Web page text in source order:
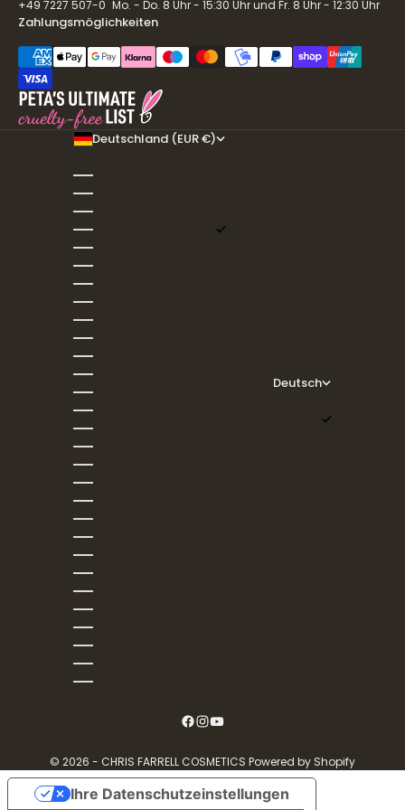
+49 7227 507-0 Mo. - Do. 8 Uhr - 15:30 Uhr und Fr. 8 Uhr - 12:30 Uhr
Zahlungsmöglichkeiten
Deutschland (EUR €)
Belgien (EUR €)
Bulgarien (EUR €)
Dänemark (EUR €)
Deutschland (EUR €)
Estland (EUR €)
Finnland (EUR €)
Frankreich (EUR €)
Griechenland (EUR €)
Irland (EUR €)
Italien (EUR €)
Kroatien (EUR €)
Lettland (EUR €)
Litauen (EUR €)
Luxemburg (EUR €)
Malta (EUR €)
Niederlande (EUR €)
Österreich (EUR €)
Polen (EUR €)
Portugal (EUR €)
Rumänien (EUR €)
Schweden (EUR €)
Schweiz (EUR €)
Slowakei (EUR €)
Slowenien (EUR €)
Spanien (EUR €)
Tschechien (EUR €)
Ungarn (EUR €)
Vereinigtes Königreich (GBP £)
Zypern (EUR €)
Deutsch
© 2026 - CHRIS FARRELL COSMETICS Powered by Shopify
Ihre Datenschutzeinstellungen